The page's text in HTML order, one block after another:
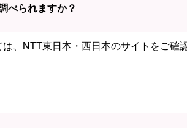
べられますか？
、NTT東日本・西日本のサイトをご確認